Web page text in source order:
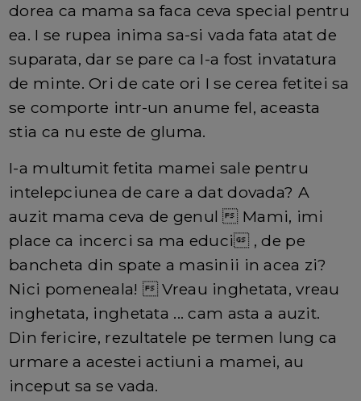
dorea ca mama sa faca ceva special pentru
ea. I se rupea inima sa-si vada fata atat de
suparata, dar se pare ca I-a fost invatatura
de minte. Ori de cate ori I se cerea fetitei sa
se comporte intr-un anume fel, aceasta
stia ca nu este de gluma.
I-a multumit fetita mamei sale pentru
intelepciunea de care a dat dovada? A
auzit mama ceva de genul  Mami, imi
place ca incerci sa ma educi , de pe
bancheta din spate a masinii in acea zi?
Nici pomeneala!  Vreau inghetata, vreau
inghetata, inghetata ... cam asta a auzit.
Din fericire, rezultatele pe termen lung ca
urmare a acestei actiuni a mamei, au
inceput sa se vada.